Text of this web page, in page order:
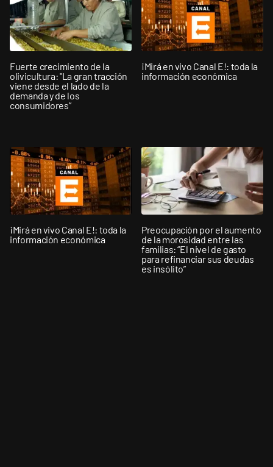
Fuerte crecimiento de la
olivicultura: "La gran tracción
viene desde el lado de la
demanda y de los
consumidores”
¡Mirá en vivo Canal E!: toda la
información económica
¡Mirá en vivo Canal E!: toda la
información económica
Preocupación por el aumento
de la morosidad entre las
familias: “El nivel de gasto
para refinanciar sus deudas
es insólito”